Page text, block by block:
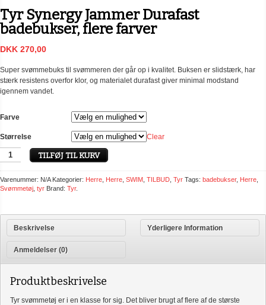
Tyr Synergy Jammer Durafast
badebukser, flere farver
DKK 270,00
Super svømmebuks til svømmeren der går op i kvalitet. Buksen er slidstærk, har
stærk resistens overfor klor, og materialet durafast giver minimal modstand
igennem vandet.
Farve
Størrelse Clear
TILFØJ TIL KURV
Varenummer: N/A Kategorier: Herre Herre SWIM TILBUD Tyr Tags: badebukser, Herre
Svømmetøj tyr Brand: Tyr.
Beskrivelse Yderligere Information
Anmeldelser (0)
Produktbeskrivelse
Tyr svømmetøj er i en klasse for sig. Det bliver brugt af flere af de største